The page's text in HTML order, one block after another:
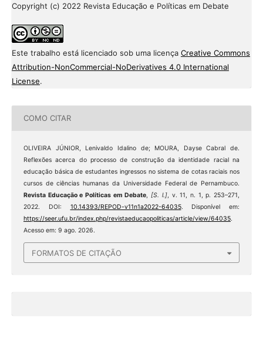
Copyright (c) 2022 Revista Educação e Políticas em Debate
Este trabalho está licenciado sob uma licença Creative Commons
Attribution-NonCommercial-NoDerivatives 4.0 International
License.
COMO CITAR
OLIVEIRA JÚNIOR, Lenivaldo Idalino de; MOURA, Dayse Cabral de.
Reflexões acerca do processo de construção da identidade racial na
educação básica de estudantes ingressos no sistema de cotas raciais nos
cursos de ciências humanas da Universidade Federal de Pernambuco.
Revista Educação e Políticas em Debate,[S. l.], v. 11, n. 1, p. 253–271,
2022. DOI: 10.14393/REPOD-v11n1a2022-64035. Disponível em:
https://seer.ufu.br/index.php/revistaeducaopoliticas/article/view/64035.
Acesso em: 9 ago. 2026.
FORMATOS DE CITAÇÃO